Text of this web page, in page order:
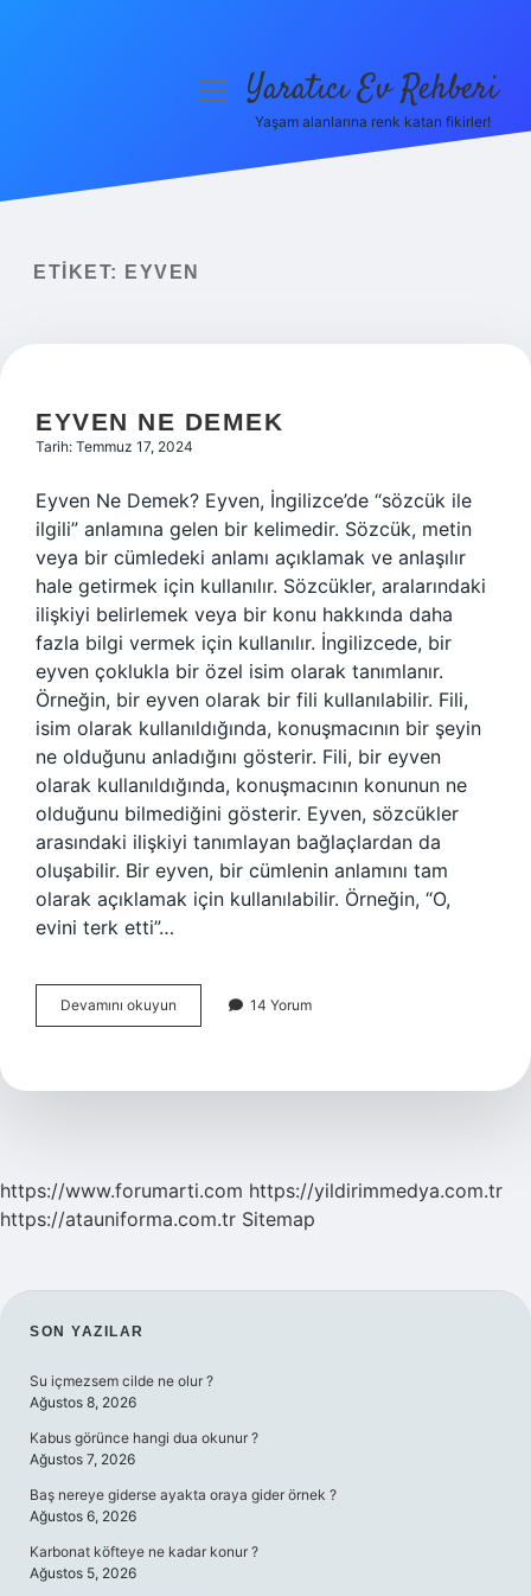
Yasal Uyarı
menüyüYaratıcı Ev Rehberi
Yaşam alanlarına renk katan fikirler!
ETIKET: EYVEN
EYVEN NE DEMEK
Tarih: Temmuz 17, 2024
Eyven Ne Demek? Eyven, İngilizce’de “sözcük ile
ilgili” anlamına gelen bir kelimedir. Sözcük, metin
veya bir cümledeki anlamı açıklamak ve anlaşılır
hale getirmek için kullanılır. Sözcükler, aralarındaki
ilişkiyi belirlemek veya bir konu hakkında daha
fazla bilgi vermek için kullanılır. İngilizcede, bir
eyven çoklukla bir özel isim olarak tanımlanır.
Örneğin, bir eyven olarak bir fili kullanılabilir. Fili,
isim olarak kullanıldığında, konuşmacının bir şeyin
ne olduğunu anladığını gösterir. Fili, bir eyven
olarak kullanıldığında, konuşmacının konunun ne
olduğunu bilmediğini gösterir. Eyven, sözcükler
arasındaki ilişkiyi tanımlayan bağlaçlardan da
oluşabilir. Bir eyven, bir cümlenin anlamını tam
olarak açıklamak için kullanılabilir. Örneğin, “O,
evini terk etti”…
Devamını okuyun
ne
14 Yorum
https://www.forumarti.com https://yildirimmedya.com.tr
https://atauniforma.com.tr Sitemap
SIDEBAR
SON YAZILAR
Su içmezsem cilde ne olur ?
Ağustos 8, 2026
Kabus görünce hangi dua okunur ?
Ağustos 7, 2026
Baş nereye giderse ayakta oraya gider örnek ?
Ağustos 6, 2026
Karbonat köfteye ne kadar konur ?
Ağustos 5, 2026